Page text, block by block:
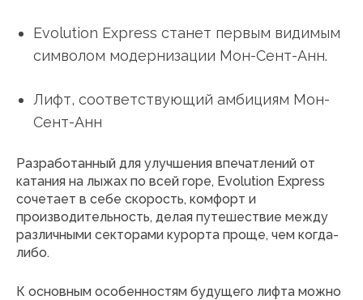
Evolution Express станет первым видимым
символом модернизации Мон-Сент-Анн.
Лифт, соответствующий амбициям Мон-
Сент-Анн
Разработанный для улучшения впечатлений от
катания на лыжах по всей горе, Evolution Express
сочетает в себе скорость, комфорт и
производительность, делая путешествие между
различными секторами курорта проще, чем когда-
либо.
К основным особенностям будущего лифта можно